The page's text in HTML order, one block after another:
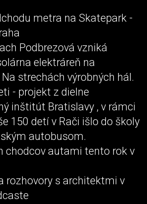
metra na Skatepark -
Podbrezová vzniká
elektráreň na
strechách výrobných hál.
- projekt z dielne
inštitút Bratislavy , v rámci
150 detí v Rači išlo do školy
autobusom.
chodcov autami tento rok v
rozhovory s architektmi v